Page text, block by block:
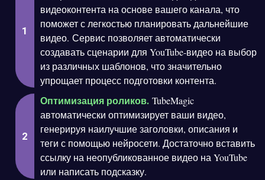
видеоконтента на основе вашего канала, что
поможет с легкостью планировать дальнейшие
видео. Сервис позволяет автоматически
создавать сценарии для YouTube-видео на выбор
из различных шаблонов, что значительно
упрощает процесс подготовки контента.
Оптимизация роликов. TubeMagic
автоматически оптимизирует ваши видео,
генерируя наилучшие заголовки, описания и
теги с помощью нейросети. Достаточно вставить
ссылку на неопубликованное видео на YouTube
или написать подсказку.